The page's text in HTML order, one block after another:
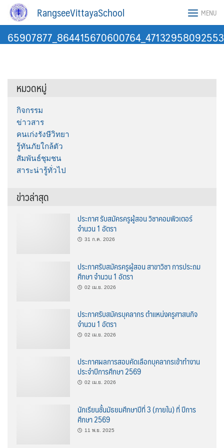
Skip
RangseeVittayaSchool MENU
หมวดหมู่
กิจกรรม
ข่าวสาร
คนเก่งรังษีวิทยา
รู้ทันภัยใกล้ตัว
สัมพันธ์ชุมชน
สาระน่ารู้ทั่วไป
ข่าวล่าสุด
ประกาศ รับสมัครครูผู้สอน วิชาคอมพิวเตอร์
จำนวน 1 อัตรา
31 ก.ค. 2026
ประกาศรับสมัครครูผู้สอน สาขาวิชา การประถม
ศึกษา จำนวน 1 อัตรา
02 เม.ย. 2026
ประกาศรับสมัครบุคลากร ตำแหน่งครูศาสนกิจ
จำนวน 1 อัตรา
02 เม.ย. 2026
ประกาศผลการสอบคัดเลือกบุคลากรเข้าทำงาน
ประจำปีการศึกษา 2569
02 เม.ย. 2026
นักเรียนชั้นมัธยมศึกษาปีที่ 3 (ภายใน) ที่ ปีการ
ศึกษา 2569
11 พ.ย. 2025